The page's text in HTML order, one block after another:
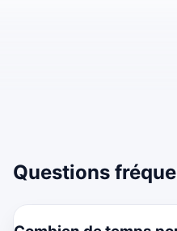
Questions